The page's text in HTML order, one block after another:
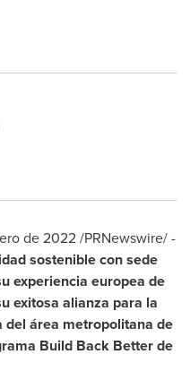
de 2022 /PRNewswire/ -
sostenible con sede
experiencia europea de
exitosa alianza para la
área metropolitana de
Build Back Better de